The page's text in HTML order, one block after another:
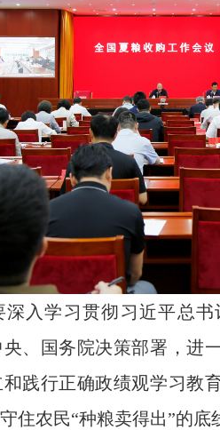
深入学习贯彻习近平总
、国务院决策部署，进
践行正确政绩观学习教
住农民“种粮卖得出”的